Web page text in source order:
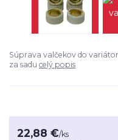
Súprava valčekov do
za sadu celý popis
22,88 €/ks